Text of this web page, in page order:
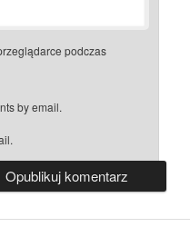
podczas
by email.